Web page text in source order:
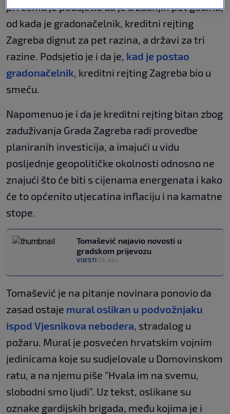
pri čemu je podsjetio da je u zadnjih pet godina,
od kada je gradonačelnik, kreditni rejting
Zagreba dignut za pet razina, a državi za tri
razine. Podsjetio je i da je, kad je postao
gradonačelnik, kreditni rejting Zagreba bio u
smeću.
Napomenuo je i da je kreditni rejting bitan zbog
zaduživanja Grada Zagreba radi provedbe
planiranih investicija, a imajući u vidu
posljednje geopolitičke okolnosti odnosno ne
znajući što će biti s cijenama energenata i kako
će to općenito utjecatina inflaciju i na kamatne
stope.
Tomašević najavio novosti u
gradskom prijevozu
VIJESTI 25. ožu.
Tomašević je na pitanje novinara ponovio da
zasad ostaje mural oslikan u podvožnjaku
ispod Vjesnikova nebodera, stradalog u
požaru. Mural je posvećen hrvatskim vojnim
jedinicama koje su sudjelovale u Domovinskom
ratu, a na njemu piše "Hvala im na svemu,
slobodni smo ljudi". Uz tekst, oslikane su
oznake gardijskih brigada, među kojima je i